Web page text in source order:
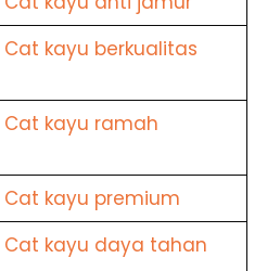
kayu berkualitas
kayu ramah
kayu premium
Cat kayu daya tahan